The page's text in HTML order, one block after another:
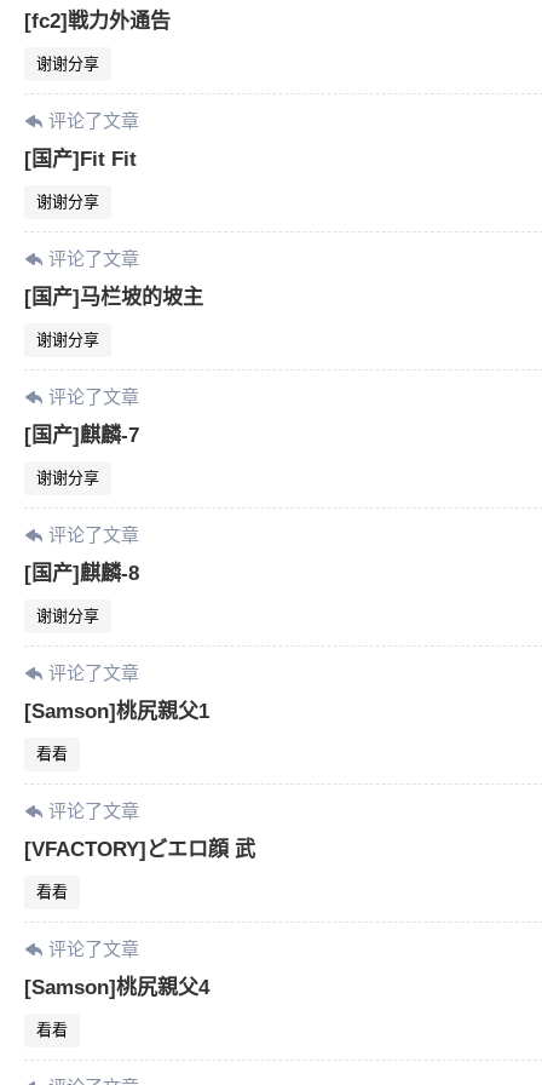
[fc2]戦力外通告
谢谢分享
评论了文章
[国产]Fit Fit
谢谢分享
评论了文章
[国产]马栏坡的坡主
谢谢分享
评论了文章
[国产]麒麟-7
谢谢分享
评论了文章
[国产]麒麟-8
谢谢分享
评论了文章
[Samson]桃尻親父1
看看
评论了文章
[VFACTORY]どエロ顔 武
看看
评论了文章
[Samson]桃尻親父4
看看